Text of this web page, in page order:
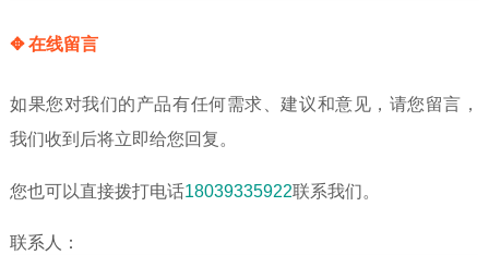
✥ 在线留言
如果您对我们的产品有任何需求、建议和意见，请您留言，
我们收到后将立即给您回复。
您也可以直接拨打电话18039335922联系我们。
联系人：